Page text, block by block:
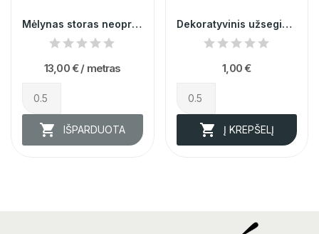
Mėlynas storas neoprenas 003711
13,00 € / metras
 IŠPARDUOTA
Dekoratyvinis užsegimas 003366
1,00 €
 Į KREPŠELĮ